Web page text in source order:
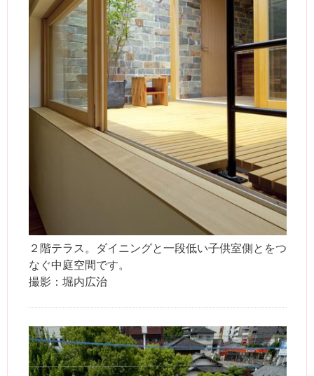
２階テラス。ダイニングと一段低い子供室側とをつ
なぐ中庭空間です。
撮影：堀内広治